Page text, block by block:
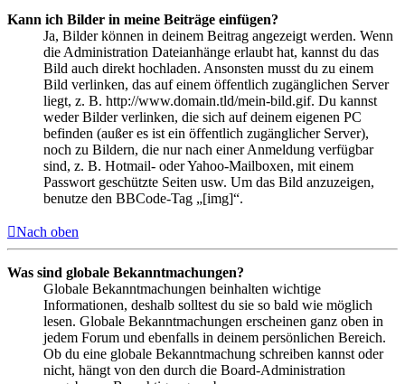
Kann ich Bilder in meine Beiträge einfügen?
Ja, Bilder können in deinem Beitrag angezeigt werden. Wenn
die Administration Dateianhänge erlaubt hat, kannst du das
Bild auch direkt hochladen. Ansonsten musst du zu einem
Bild verlinken, das auf einem öffentlich zugänglichen Server
liegt, z. B. http://www.domain.tld/mein-bild.gif. Du kannst
weder Bilder verlinken, die sich auf deinem eigenen PC
befinden (außer es ist ein öffentlich zugänglicher Server),
noch zu Bildern, die nur nach einer Anmeldung verfügbar
sind, z. B. Hotmail- oder Yahoo-Mailboxen, mit einem
Passwort geschützte Seiten usw. Um das Bild anzuzeigen,
benutze den BBCode-Tag „[img]“.
Nach oben
Was sind globale Bekanntmachungen?
Globale Bekanntmachungen beinhalten wichtige
Informationen, deshalb solltest du sie so bald wie möglich
lesen. Globale Bekanntmachungen erscheinen ganz oben in
jedem Forum und ebenfalls in deinem persönlichen Bereich.
Ob du eine globale Bekanntmachung schreiben kannst oder
nicht, hängt von den durch die Board-Administration